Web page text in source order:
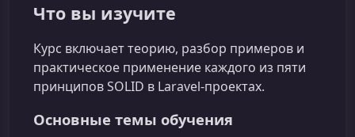
Что вы изучите
Курс включает теорию, разбор примеров и
практическое применение каждого из пяти
принципов SOLID в Laravel‑проектах.
Основные темы обучения